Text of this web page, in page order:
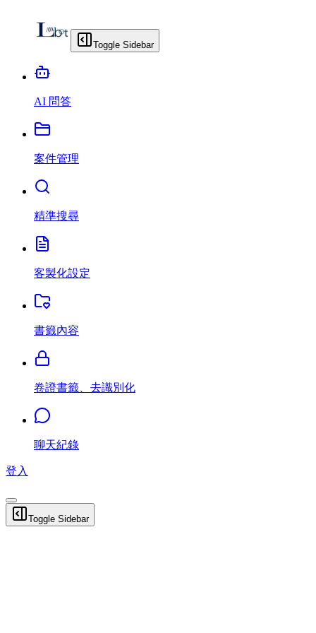
Toggle Sidebar
AI 問答
案件管理
精準搜尋
客製化設定
書籤內容
卷證書籤、去識別化
聊天紀錄
登入
Toggle Sidebar